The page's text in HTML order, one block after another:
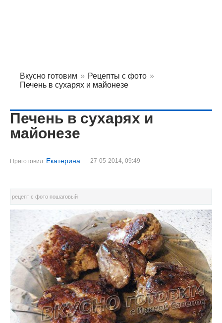
Вкусно готовим » Рецепты с фото »
Печень в сухарях и майонезе
Печень в сухарях и
майонезе
Приготовил: Екатерина 27-05-2014, 09:49
рецепт с фото пошаговый